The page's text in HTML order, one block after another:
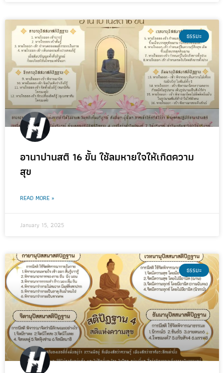
ธรรมะ
อานาปานสติ 16 ขั้น ใช้ลมหายใจให้เกิดความ
สุข
READ MORE »
January 15, 2025
ธรรมะ